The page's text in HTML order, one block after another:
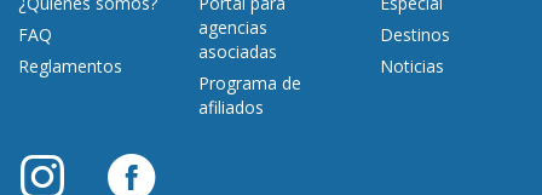
FAQ
Reglamentos
agencias
asociadas
Programa de
afiliados
Destinos
Noticias